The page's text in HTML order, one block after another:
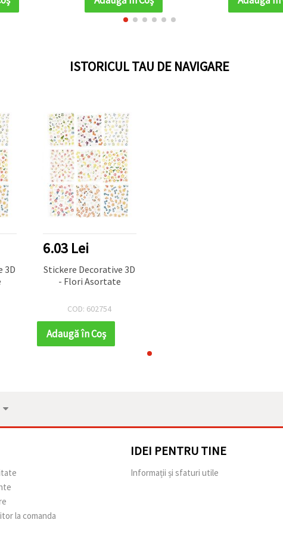
hârtie, 15
ISTORICUL TAU DE NAVIGARE
3D
6.03 Lei
Stickere Decorative 3D
- Flori Asortate
COD: 602754
Adaugă în Coş
la comanda
IDEI PENTRU TINE
Informații și sfaturi utile